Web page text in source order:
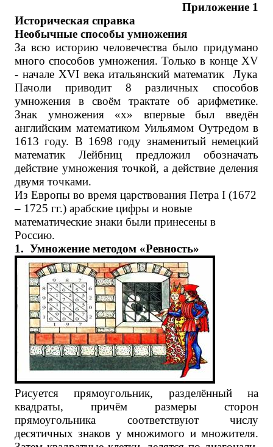
Приложение 1
Историческая справка
Необычные способы умножения
За всю историю человечества было придумано
много способов умножения. Только в конце XV
- начале XVI века итальянский математик Лука
Пачоли приводит 8 различных способов
умножения в своём трактате об арифметике.
Знак умножения «х» впервые был введён
английским математиком Уильямом Оутредом в
1613 году. В 1698 году знаменитый немецкий
математик Лейбниц предложил обозначать
действие умножения точкой, а действие деления
двумя точками.
Из Европы во время царствования Петра I (1672
– 1725 гг.) арабские цифры и новые
математические знаки были принесены в
Россию.
1. Умножение методом «Ревность»
Рисуется прямоугольник, разделённый на
квадраты, причём размеры сторон
прямоугольника соответствуют числу
десятичных знаков у множимого и множителя.